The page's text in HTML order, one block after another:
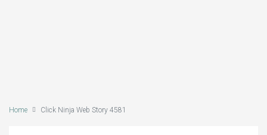
Home Click Ninja Web Story 4581